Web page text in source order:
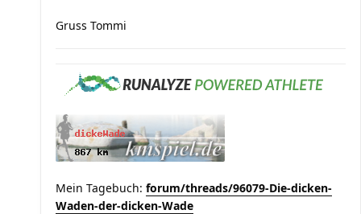
Gruss Tommi
Mein Tagebuch: forum/threads/96079-Die-dicken-
Waden-der-dicken-Wade